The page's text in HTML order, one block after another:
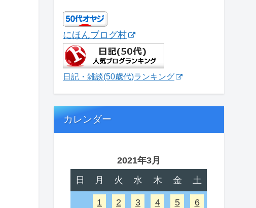
にほんブログ村
日記・雑談(50歳代)ランキング
カレンダー
2021年3月
日
月 火 水 木 金 土
1 2 3 4 5 6